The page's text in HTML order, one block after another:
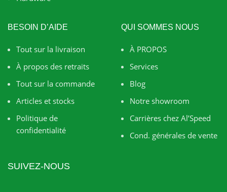
BESOIN D’AIDE
Tout sur la livraison
À propos des retraits
Tout sur la commande
Articles et stocks
Politique de
confidentialité
QUI SOMMES NOUS
À PROPOS
Services
Blog
Notre showroom
Carrières chez Al’Speed
Cond. générales de vente
SUIVEZ-NOUS